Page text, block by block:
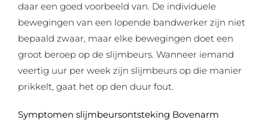
daar een goed voorbeeld van. De individuele
bewegingen van een lopende bandwerker zijn niet
bepaald zwaar, maar elke bewegingen doet een
groot beroep op de slijmbeurs. Wanneer iemand
veertig uur per week zijn slijmbeurs op die manier
prikkelt, gaat het op den duur fout.
Symptomen slijmbeursontsteking Bovenarm